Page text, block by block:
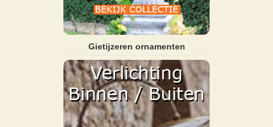
Gietijzeren ornamenten